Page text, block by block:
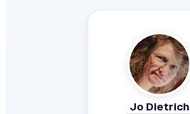
Jo Dietrich